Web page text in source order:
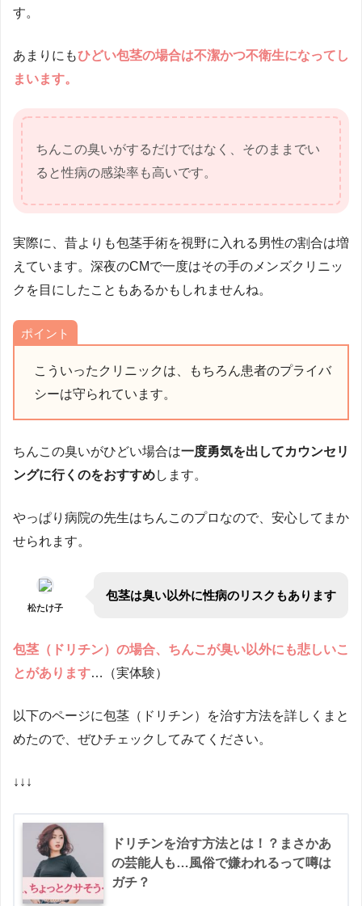
す。
あまりにもひどい包茎の場合は不潔かつ不衛生になってし
まいます。
ちんこの臭いがするだけではなく、そのままでい
ると性病の感染率も高いです。
実際に、昔よりも包茎手術を視野に入れる男性の割合は増
えています。深夜のCMで一度はその手のメンズクリニッ
クを目にしたこともあるかもしれませんね。
ポイント
こういったクリニックは、もちろん患者のプライバ
シーは守られています。
ちんこの臭いがひどい場合は一度勇気を出してカウンセリ
ングに行くのをおすすめします。
やっぱり病院の先生はちんこのプロなので、安心してまか
せられます。
松たけ子
包茎は臭い以外に性病のリスクもあります
包茎（ドリチン）の場合、ちんこが臭い以外にも悲しいこ
とがあります…（実体験）
以下のページに包茎（ドリチン）を治す方法を詳しくまと
めたので、ぜひチェックしてみてください。
↓↓↓
ドリチンを治す方法とは！？まさかあ
の芸能人も…風俗で嫌われるって噂は
ガチ？